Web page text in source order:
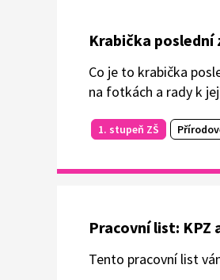
Krabička poslední
Co je to krabička
na fotkách a rady k
1. stupeň ZŠ
Pracovní list: KPZ
Tento pracovní list